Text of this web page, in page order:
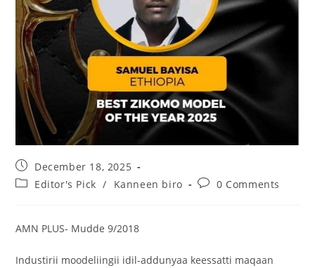
December 18, 2025
Editor's Pick / Kanneen biro 0 Comments
AMN PLUS- Mudde 9/2018
Industirii moodeliingii idil-addunyaa keessatti maqaan